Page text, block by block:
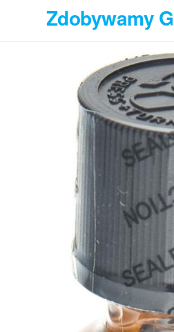
treści
Zdobywamy